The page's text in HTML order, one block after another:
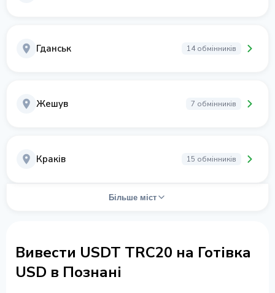
Гданськ 14 обмінників
Жешув 7 обмінників
Краків 15 обмінників
Більше міст
Вивести USDT TRC20 на Готівка
USD в Познані